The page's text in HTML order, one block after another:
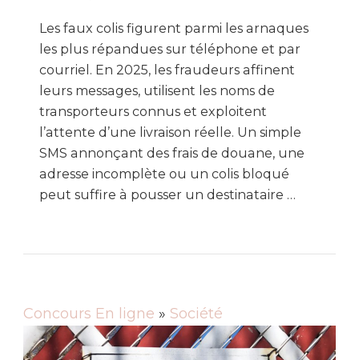
Les faux colis figurent parmi les arnaques
les plus répandues sur téléphone et par
courriel. En 2025, les fraudeurs affinent
leurs messages, utilisent les noms de
transporteurs connus et exploitent
l’attente d’une livraison réelle. Un simple
SMS annonçant des frais de douane, une
adresse incomplète ou un colis bloqué
peut suffire à pousser un destinataire …
Concours En ligne » Société